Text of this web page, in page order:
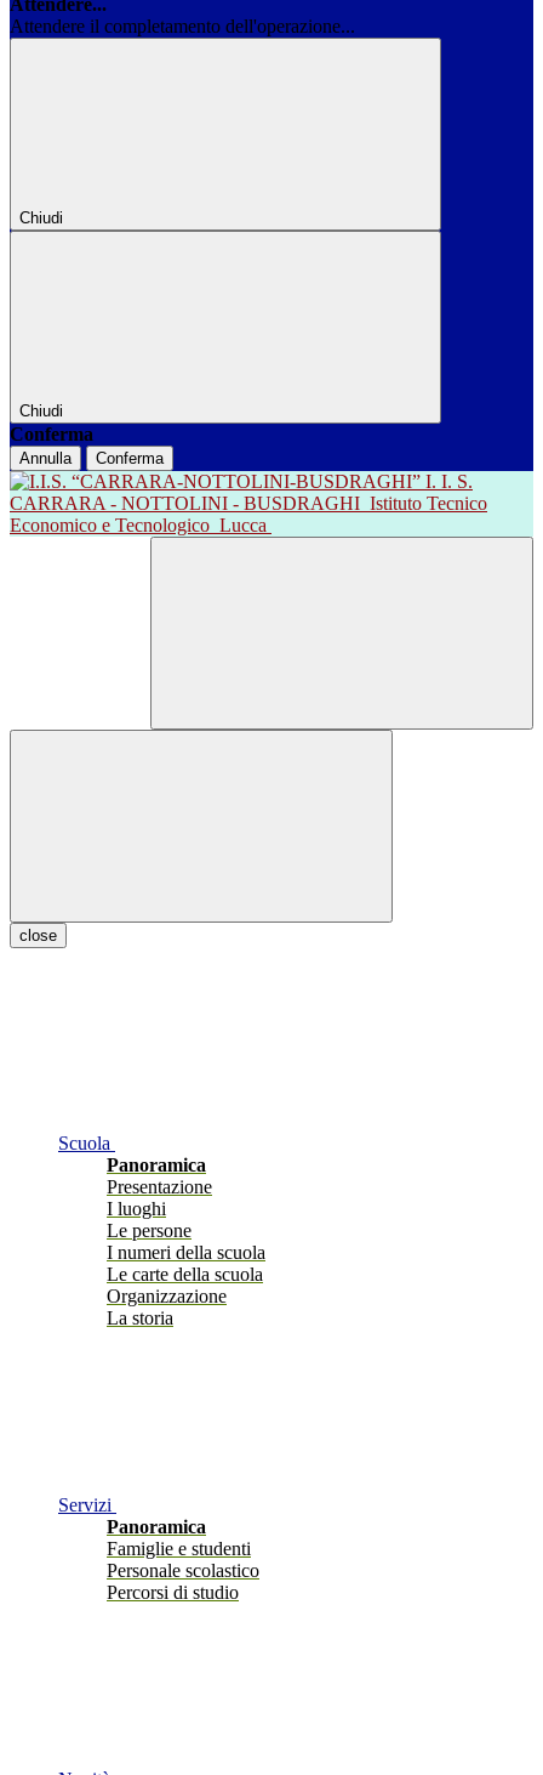
Attendere...
Attendere il completamento dell'operazione...
Chiudi
Chiudi
Conferma
Annulla Conferma
I. I. S.
CARRARA - NOTTOLINI - BUSDRAGHI Istituto Tecnico
Economico e Tecnologico Lucca
close
Scuola
Panoramica
Presentazione
I luoghi
Le persone
I numeri della scuola
Le carte della scuola
Organizzazione
La storia
Servizi
Panoramica
Famiglie e studenti
Personale scolastico
Percorsi di studio